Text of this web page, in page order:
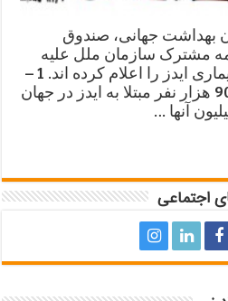
بهداشت جهانی، صندوق
مشترک سازمان ملل علیه
ایدز 10 وافعیت در باره بیماری ایدز را اعلام کرده اند. 1 –
هم اکنون 36 میلیون و 900 هزار نفر مبتلا به ایدز در جهان
اجتماعی